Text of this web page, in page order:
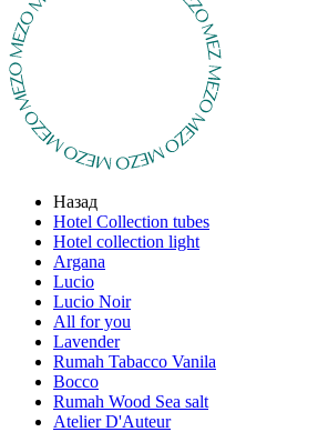
Назад
Hotel Collection tubes
Hotel collection light
Argana
Lucio
Lucio Noir
All for you
Lavender
Rumah Tabacco Vanila
Bocco
Rumah Wood Sea salt
Atelier D'Auteur